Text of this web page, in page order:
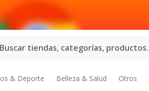
Buscar tiendas, categorías,
& Deporte Belleza & Salud Otros